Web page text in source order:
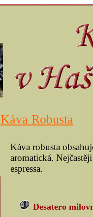
Káva Robusta
Káva robusta
aromatická.
espressa.
Desatero